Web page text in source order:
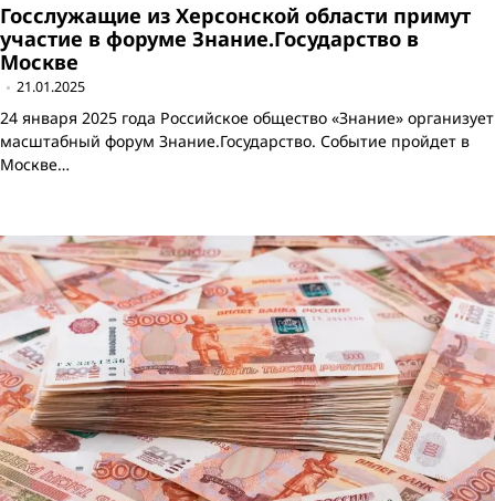
Госслужащие из Херсонской области примут
участие в форуме Знание.Государство в
Москве
21.01.2025
24 января 2025 года Российское общество «Знание» организует
масштабный форум Знание.Государство. Событие пройдет в
Москве…